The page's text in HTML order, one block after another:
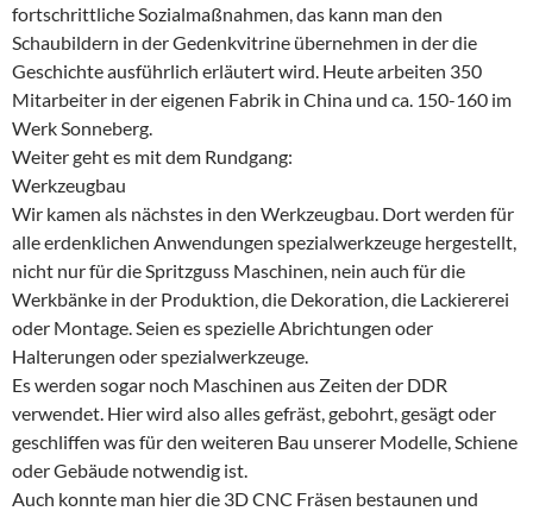
fortschrittliche Sozialmaßnahmen, das kann man den
Schaubildern in der Gedenkvitrine übernehmen in der die
Geschichte ausführlich erläutert wird. Heute arbeiten 350
Mitarbeiter in der eigenen Fabrik in China und ca. 150-160 im
Werk Sonneberg.
Weiter geht es mit dem Rundgang:
Werkzeugbau
Wir kamen als nächstes in den Werkzeugbau. Dort werden für
alle erdenklichen Anwendungen spezialwerkzeuge hergestellt,
nicht nur für die Spritzguss Maschinen, nein auch für die
Werkbänke in der Produktion, die Dekoration, die Lackiererei
oder Montage. Seien es spezielle Abrichtungen oder
Halterungen oder spezialwerkzeuge.
Es werden sogar noch Maschinen aus Zeiten der DDR
verwendet. Hier wird also alles gefräst, gebohrt, gesägt oder
geschliffen was für den weiteren Bau unserer Modelle, Schiene
oder Gebäude notwendig ist.
Auch konnte man hier die 3D CNC Fräsen bestaunen und